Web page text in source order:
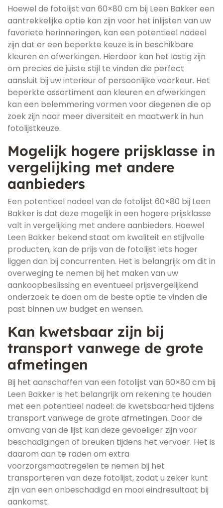
Hoewel de fotolijst van 60×80 cm bij Leen Bakker een
aantrekkelijke optie kan zijn voor het inlijsten van uw
favoriete herinneringen, kan een potentieel nadeel
zijn dat er een beperkte keuze is in beschikbare
kleuren en afwerkingen. Hierdoor kan het lastig zijn
om precies de juiste stijl te vinden die perfect
aansluit bij uw interieur of persoonlijke voorkeur. Het
beperkte assortiment aan kleuren en afwerkingen
kan een belemmering vormen voor diegenen die op
zoek zijn naar meer diversiteit en maatwerk in hun
fotolijstkeuze.
Mogelijk hogere prijsklasse in
vergelijking met andere
aanbieders
Een potentieel nadeel van de fotolijst 60×80 bij Leen
Bakker is dat deze mogelijk in een hogere prijsklasse
valt in vergelijking met andere aanbieders. Hoewel
Leen Bakker bekend staat om kwaliteit en stijlvolle
producten, kan de prijs van de fotolijst iets hoger
liggen dan bij concurrenten. Het is belangrijk om dit in
overweging te nemen bij het maken van uw
aankoopbeslissing en eventueel prijsvergelijkend
onderzoek te doen om de beste optie te vinden die
past binnen uw budget en wensen.
Kan kwetsbaar zijn bij
transport vanwege de grote
afmetingen
Bij het aanschaffen van een fotolijst van 60×80 cm bij
Leen Bakker is het belangrijk om rekening te houden
met een potentieel nadeel: de kwetsbaarheid tijdens
transport vanwege de grote afmetingen. Door de
omvang van de lijst kan deze gevoeliger zijn voor
beschadigingen of breuken tijdens het vervoer. Het is
daarom aan te raden om extra
voorzorgsmaatregelen te nemen bij het
transporteren van deze fotolijst, zodat u zeker kunt
zijn van een onbeschadigd en mooi eindresultaat bij
aankomst.